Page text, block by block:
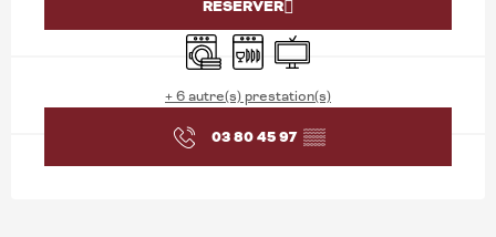
RÉSERVER
Lave lingeLave vaisselle
Télévision
+ 6 autre(s) prestation(s)
03 80 45 97 ▒▒